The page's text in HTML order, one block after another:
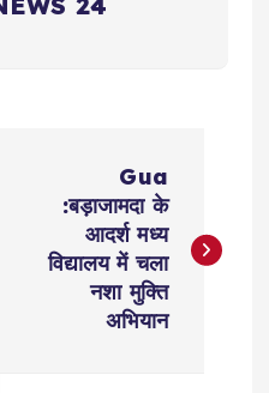
Gua
:बड़ाजामदा के
आदर्श मध्य
विद्यालय में चला
नशा मुक्ति
अभियान